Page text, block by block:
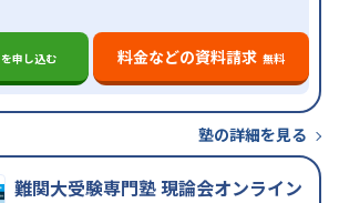
を申し込む 料金などの資料請求 無料
塾の詳細を見る
難関大受験専門塾 現論会オンライン